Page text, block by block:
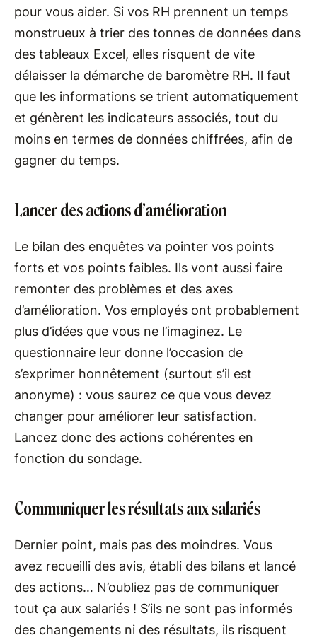
pour vous aider. Si vos RH prennent un temps
monstrueux à trier des tonnes de données dans
des tableaux Excel, elles risquent de vite
délaisser la démarche de baromètre RH. Il faut
que les informations se trient automatiquement
et génèrent les indicateurs associés, tout du
moins en termes de données chiffrées, afin de
gagner du temps.
Lancer des actions d’amélioration
Le bilan des enquêtes va pointer vos points
forts et vos points faibles. Ils vont aussi faire
remonter des problèmes et des axes
d’amélioration. Vos employés ont probablement
plus d’idées que vous ne l’imaginez. Le
questionnaire leur donne l’occasion de
s’exprimer honnêtement (surtout s’il est
anonyme) : vous saurez ce que vous devez
changer pour améliorer leur satisfaction.
Lancez donc des actions cohérentes en
fonction du sondage.
Communiquer les résultats aux salariés
Dernier point, mais pas des moindres. Vous
avez recueilli des avis, établi des bilans et lancé
des actions… N’oubliez pas de communiquer
tout ça aux salariés ! S’ils ne sont pas informés
des changements ni des résultats, ils risquent